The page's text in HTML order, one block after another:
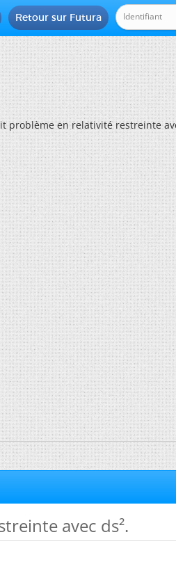
Retour sur Futura
problème en relativité restreinte
avec ds².